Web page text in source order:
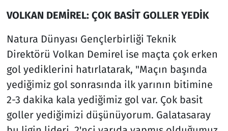
değerlendirdi
VOLKAN DEMİREL: ÇOK BASİT GOLLER YEDİK
Natura Dünyası Gençlerbirliği Teknik
Direktörü Volkan Demirel ise maçta çok erken
gol yediklerini hatırlatarak, "Maçın başında
yediğimiz gol sonrasında ilk yarının bitimine
2-3 dakika kala yediğimiz gol var. Çok basit
goller yediğimizi düşünüyorum. Galatasaray